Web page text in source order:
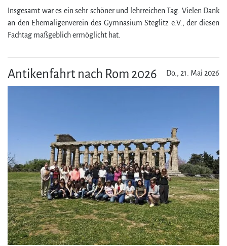
Insgesamt war es ein sehr schöner und lehrreichen Tag. Vielen Dank
an den Ehemaligenverein des Gymnasium Steglitz e.V., der diesen
Fachtag maßgeblich ermöglicht hat.
Do., 21. Mai 2026
Antikenfahrt nach Rom 2026